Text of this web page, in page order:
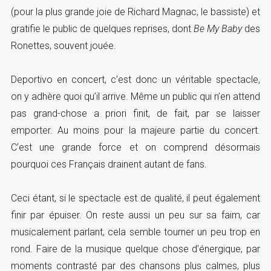
(pour la plus grande joie de Richard Magnac, le bassiste) et
gratifie le public de quelques reprises, dontBe My Babydes
Ronettes, souvent jouée.
Deportivo en concert, c’est donc un véritable spectacle,
on y adhère quoi qu’il arrive. Même un public qui n’en attend
pas grand-chose a priori finit, de fait, par se laisser
emporter. Au moins pour la majeure partie du concert.
C’est une grande force et on comprend désormais
pourquoi ces Français drainent autant de fans.
Ceci étant, si le spectacle est de qualité, il peut également
finir par épuiser. On reste aussi un peu sur sa faim, car
musicalement parlant, cela semble tourner un peu trop en
rond. Faire de la musique quelque chose d’énergique, par
moments contrasté par des chansons plus calmes, plus